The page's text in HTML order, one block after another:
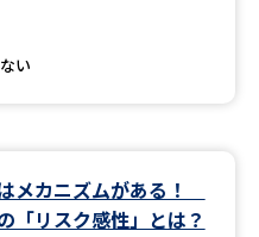
る
奨学金・特待生制度特集
い
メカニズムがある！
「リスク感性」とは？